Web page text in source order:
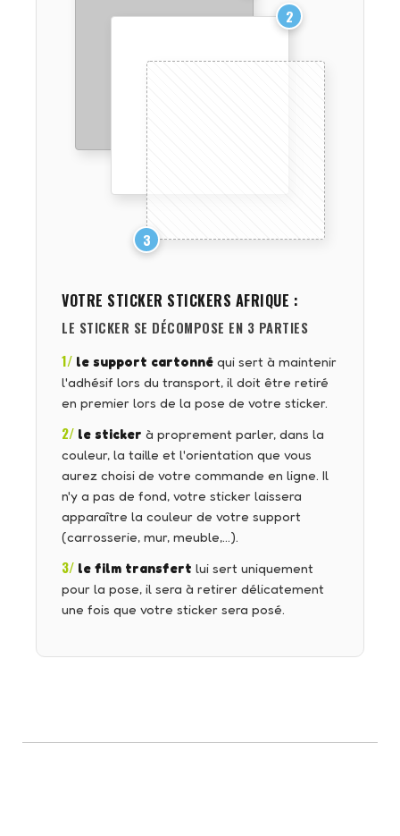
2
3
VOTRE STICKER STICKERS AFRIQUE :
LE STICKER SE DÉCOMPOSE EN 3 PARTIES
1/ le support cartonné qui sert à maintenir
l'adhésif lors du transport, il doit être retiré
en premier lors de la pose de votre sticker.
2/ le sticker à proprement parler, dans la
couleur, la taille et l'orientation que vous
aurez choisi de votre commande en ligne. Il
n'y a pas de fond, votre sticker laissera
apparaître la couleur de votre support
(carrosserie, mur, meuble,…).
3/ le film transfert lui sert uniquement
pour la pose, il sera à retirer délicatement
une fois que votre sticker sera posé.